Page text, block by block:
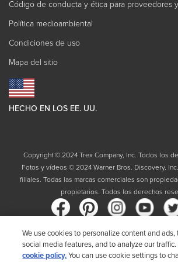
Código de conducta y ética para proveedores
Política medioambiental
Condiciones de uso
Mapa del sitio
HECHO EN LOS EE. UU.
Copyright © 2024 Trex Company, Inc. Todos los
Fotos y vídeos © 2024 Warner Bros. Discovery,
filiales. Todas las marcas comerciales son
propietarios. Todos los derechos
País
We use cookies to personalize content and ads,
social media features, and to analyze our traffic.
cookie policy.You can use cookie settings to